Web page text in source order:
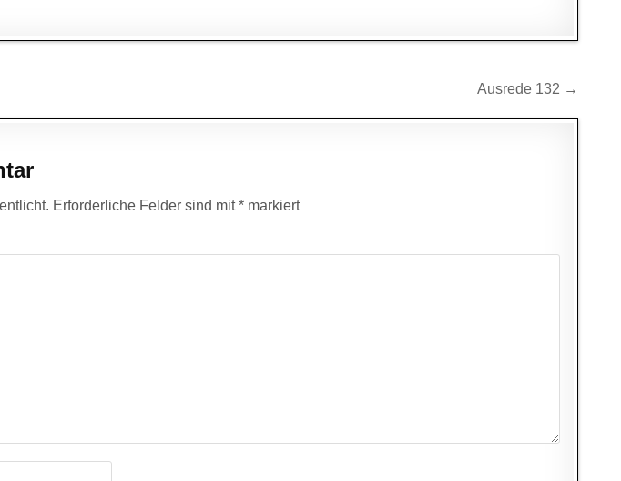
Ausrede 132 →
Erforderliche Felder sind mit* markiert